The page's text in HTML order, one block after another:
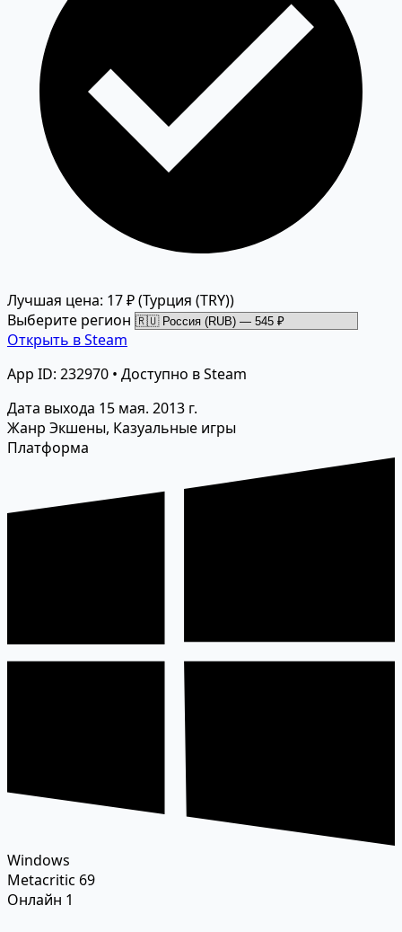
Лучшая цена: 17 ₽(Турция (TRY))
Выберите регион
Открыть в Steam
App ID: 232970 • Доступно в Steam
Дата выхода 15 мая. 2013 г.
Жанр Экшены, Казуальные игры
Платформа
Windows
Metacritic 69
Онлайн 1